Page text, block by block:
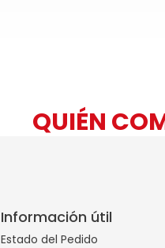
QUIÉN
Información útil
Estado del Pedido